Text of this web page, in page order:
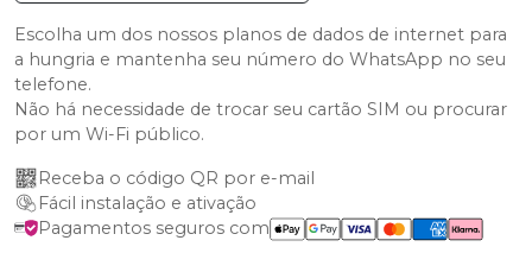
Escolha um dos nossos planos de dados de internet para
a hungria e mantenha seu número do WhatsApp no seu
telefone.
Não há necessidade de trocar seu cartão SIM ou procurar
por um Wi-Fi público.
Receba o código QR por e-mail
Fácil instalação e ativação
Pagamentos seguros com